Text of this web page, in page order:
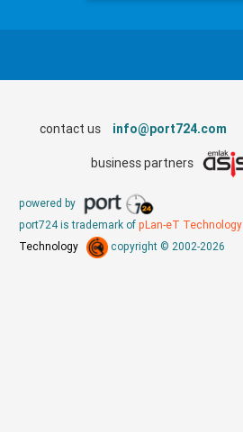
contact us info@port724.com
business partners
powered by
port724 is trademark of pLan-eT Technology
Technology
copyright © 2002-2026